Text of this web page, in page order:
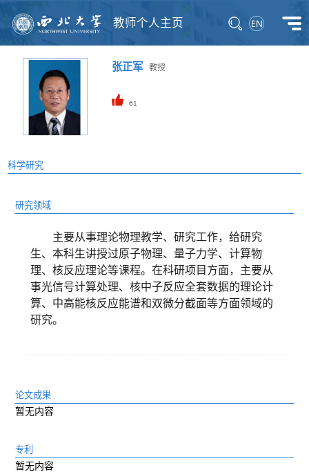
教师个人主页
张正军教授
61
科学研究
研究领域
主要从事理论物理教学、研究工作，给研究
生、本科生讲授过原子物理、量子力学、计算物
理、核反应理论等课程。在科研项目方面，主要从
事光信号计算处理、核中子反应全套数据的理论计
算、中高能核反应能谱和双微分截面等方面领域的
研究。
论文成果
暂无内容
专利
暂无内容